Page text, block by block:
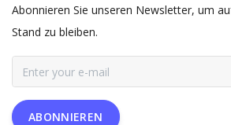
Abonnieren Sie unseren Newsletter, um
Stand zu bleiben.
ABONNIEREN